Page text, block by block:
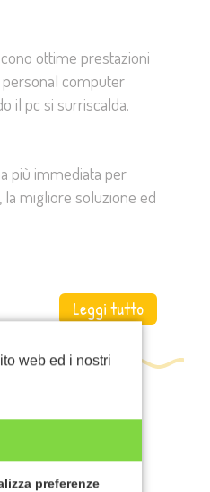
web ed i nostri
preferenze
ottime prestazioni
personal computer
il pc si surriscalda.
più immediata per
la migliore soluzione ed
Leggi tutto
e